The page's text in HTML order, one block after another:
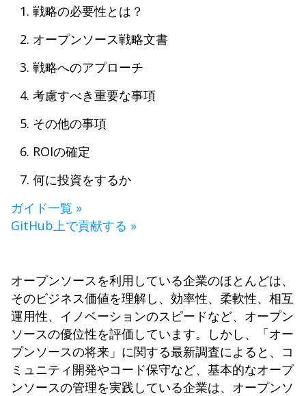
オープンソースを利用している企業のほとんどは、
そのビジネス価値を理解し、効率性、柔軟性、相互
運用性、イノベーションのスピードなど、オープン
ソースの優位性を評価しています。しかし、「オー
プンソースの将来」に関する最新調査によると、コ
ミュニティ開発やコード保守など、基本的なオープ
ンソースの管理を実践している企業は、オープンソ
戦略の必要性とは？
オープンソース戦略文書
戦略へのアプローチ
考慮すべき重要な事項
その他の事項
ROIの確定
何に投資をするか
ガイド一覧 »
GitHub上で貢献する »